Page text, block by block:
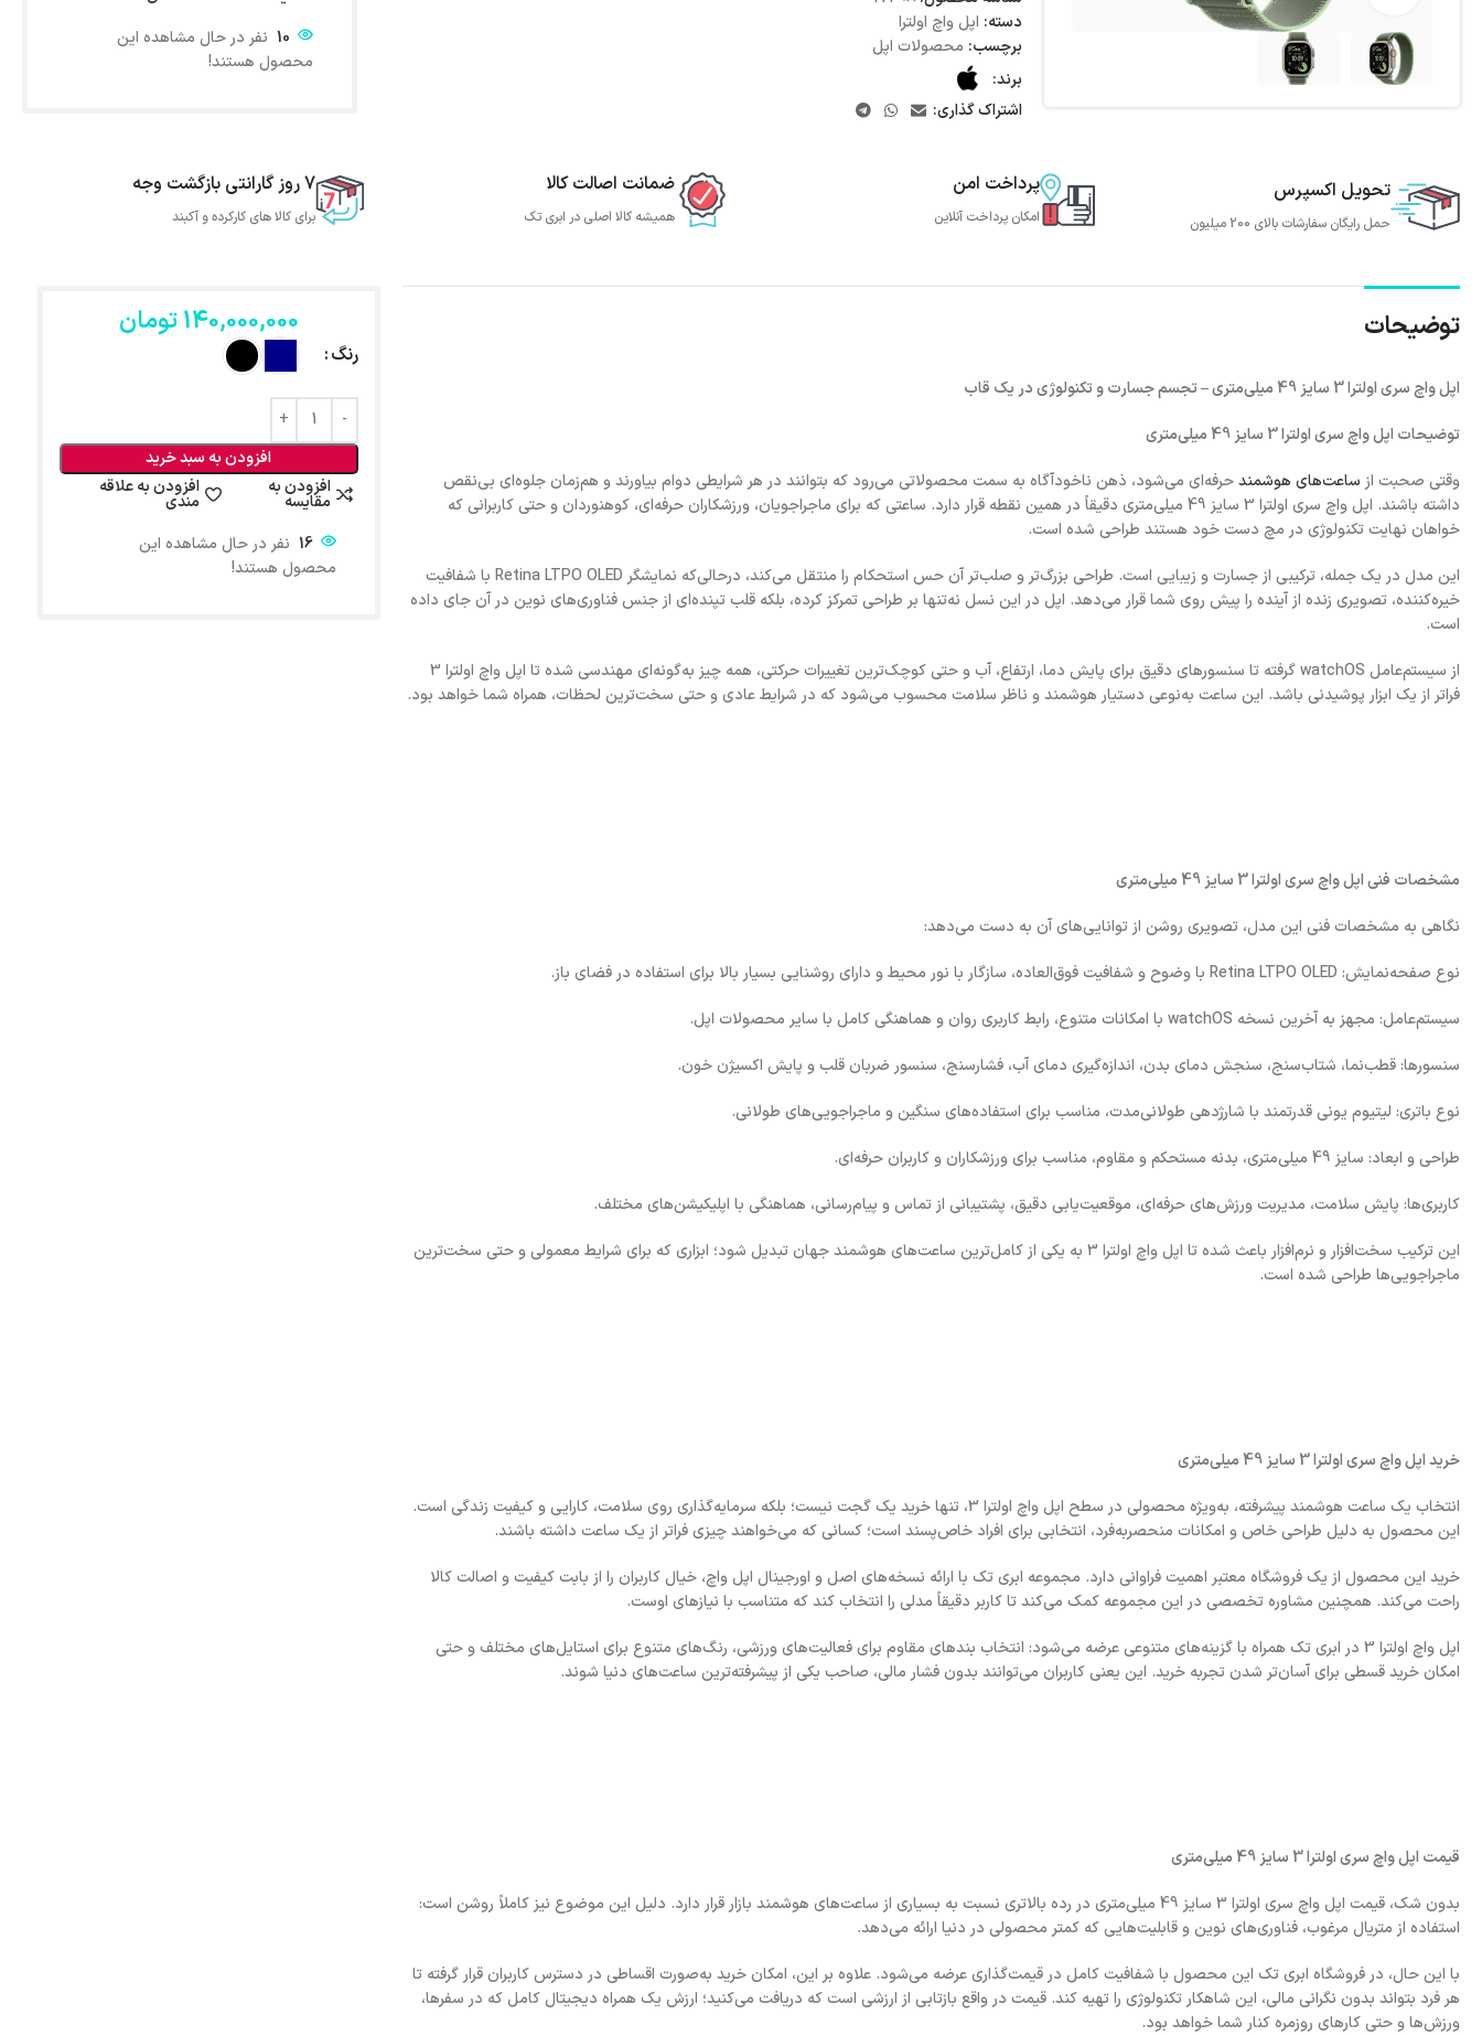
دسته: اپل واچ اولترا
برچسب: محصولات اپل
برند:
اشتراک گذاری:
10 نفر در حال مشاهده این
محصول هستند!
تحویل اکسپرس
حمل رایگان سفارشات بالای 200 میلیون
پرداخت امن
امکان پرداخت آنلاین
ضمانت اصالت کالا
همیشه کالا اصلی در ابری تک
7 روز گارانتی بازگشت وجه
برای کالا های کارکرده و آکبند
توضیحات
اپل واچ سری اولترا 3 سایز 49 میلی‌متری – تجسم جسارت و تکنولوژی در یک قاب
توضیحات اپل واچ سری اولترا 3 سایز 49 میلی‌متری
وقتی صحبت از ساعت‌های هوشمندحرفه‌ای می‌شود، ذهن ناخودآگاه به سمت محصولاتی می‌رود که بتوانند در هر شرایطی دوام بیاورند و هم‌زمان جلوه‌ای بی‌نقص
داشته باشند. اپل واچ سری اولترا 3 سایز 49 میلی‌متری دقیقاً در همین نقطه قرار دارد. ساعتی که برای ماجراجویان، ورزشکاران حرفه‌ای، کوهنوردان و حتی کاربرانی که
خواهان نهایت تکنولوژی در مچ دست خود هستند طراحی شده است.
این مدل در یک جمله، ترکیبی از جسارت و زیبایی است. طراحی بزرگ‌تر و صلب‌تر آن حس استحکام را منتقل می‌کند، درحالی‌که نمایشگر Retina LTPO OLED با شفافیت
خیره‌کننده، تصویری زنده از آینده را پیش روی شما قرار می‌دهد. اپل در این نسل نه‌تنها بر طراحی تمرکز کرده، بلکه قلب تپنده‌ای از جنس فناوری‌های نوین در آن جای داده
است.
از سیستم‌عامل watchOS گرفته تا سنسورهای دقیق برای پایش دما، ارتفاع، آب و حتی کوچک‌ترین تغییرات حرکتی، همه چیز به‌گونه‌ای مهندسی شده تا اپل واچ اولترا 3
فراتر از یک ابزار پوشیدنی باشد. این ساعت به‌نوعی دستیار هوشمند و ناظر سلامت محسوب می‌شود که در شرایط عادی و حتی سخت‌ترین لحظات، همراه شما خواهد بود.
مشخصات فنی اپل واچ سری اولترا 3 سایز 49 میلی‌متری
نگاهی به مشخصات فنی این مدل، تصویری روشن از توانایی‌های آن به دست می‌دهد:
نوع صفحه‌نمایش: Retina LTPO OLED با وضوح و شفافیت فوق‌العاده، سازگار با نور محیط و دارای روشنایی بسیار بالا برای استفاده در فضای باز.
سیستم‌عامل: مجهز به آخرین نسخه watchOS با امکانات متنوع، رابط کاربری روان و هماهنگی کامل با سایر محصولات اپل.
سنسورها: قطب‌نما، شتاب‌سنج، سنجش دمای بدن، اندازه‌گیری دمای آب، فشارسنج، سنسور ضربان قلب و پایش اکسیژن خون.
نوع باتری: لیتیوم یونی قدرتمند با شارژدهی طولانی‌مدت، مناسب برای استفاده‌های سنگین و ماجراجویی‌های طولانی.
طراحی و ابعاد: سایز 49 میلی‌متری، بدنه مستحکم و مقاوم، مناسب برای ورزشکاران و کاربران حرفه‌ای.
کاربری‌ها: پایش سلامت، مدیریت ورزش‌های حرفه‌ای، موقعیت‌یابی دقیق، پشتیبانی از تماس و پیام‌رسانی، هماهنگی با اپلیکیشن‌های مختلف.
این ترکیب سخت‌افزار و نرم‌افزار باعث شده تا اپل واچ اولترا 3 به یکی از کامل‌ترین ساعت‌های هوشمند جهان تبدیل شود؛ ابزاری که برای شرایط معمولی و حتی سخت‌ترین
ماجراجویی‌ها طراحی شده است.
خرید اپل واچ سری اولترا 3 سایز 49 میلی‌متری
انتخاب یک ساعت هوشمند پیشرفته، به‌ویژه محصولی در سطح اپل واچ اولترا 3، تنها خرید یک گجت نیست؛ بلکه سرمایه‌گذاری روی سلامت، کارایی و کیفیت زندگی است.
این محصول به دلیل طراحی خاص و امکانات منحصربه‌فرد، انتخابی برای افراد خاص‌پسند است؛ کسانی که می‌خواهند چیزی فراتر از یک ساعت داشته باشند.
خرید این محصول از یک فروشگاه معتبر اهمیت فراوانی دارد. مجموعه ابری تک با ارائه نسخه‌های اصل و اورجینال اپل واچ، خیال کاربران را از بابت کیفیت و اصالت کالا
راحت می‌کند. همچنین مشاوره تخصصی در این مجموعه کمک می‌کند تا کاربر دقیقاً مدلی را انتخاب کند که متناسب با نیازهای اوست.
اپل واچ اولترا 3 در ابری تک همراه با گزینه‌های متنوعی عرضه می‌شود: انتخاب بندهای مقاوم برای فعالیت‌های ورزشی، رنگ‌های متنوع برای استایل‌های مختلف و حتی
امکان خرید قسطی برای آسان‌تر شدن تجربه خرید. این یعنی کاربران می‌توانند بدون فشار مالی، صاحب یکی از پیشرفته‌ترین ساعت‌های دنیا شوند.
قیمت اپل واچ سری اولترا 3 سایز 49 میلی‌متری
بدون شک، قیمت اپل واچ سری اولترا 3 سایز 49 میلی‌متری در رده بالاتری نسبت به بسیاری از ساعت‌های هوشمند بازار قرار دارد. دلیل این موضوع نیز کاملاً روشن است:
استفاده از متریال مرغوب، فناوری‌های نوین و قابلیت‌هایی که کمتر محصولی در دنیا ارائه می‌دهد.
با این حال، در فروشگاه ابری تک این محصول با شفافیت کامل در قیمت‌گذاری عرضه می‌شود. علاوه بر این، امکان خرید به‌صورت اقساطی در دسترس کاربران قرار گرفته تا
هر فرد بتواند بدون نگرانی مالی، این شاهکار تکنولوژی را تهیه کند. قیمت در واقع بازتابی از ارزشی است که دریافت می‌کنید؛ ارزش یک همراه دیجیتال کامل که در سفرها،
ورزش‌ها و حتی کارهای روزمره کنار شما خواهد بود.
140,000,000تومان
رنگ
افزودن به سبد خرید
افزودن به
مقایسه
افزودن به علاقه
مندی
16 نفر در حال مشاهده این
محصول هستند!